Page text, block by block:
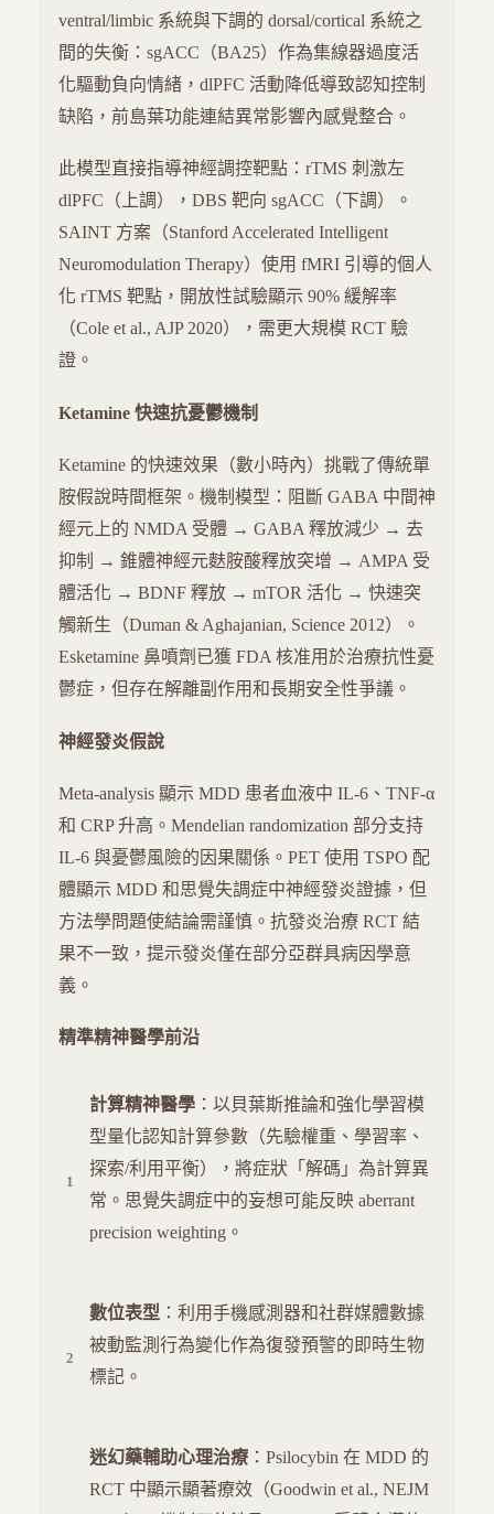
ventral/limbic 系統與下調的 dorsal/cortical 系統之
間的失衡：sgACC（BA25）作為集線器過度活
化驅動負向情緒，dlPFC 活動降低導致認知控制
缺陷，前島葉功能連結異常影響內感覺整合。
此模型直接指導神經調控靶點：rTMS 刺激左
dlPFC（上調），DBS 靶向 sgACC（下調）。
SAINT 方案（Stanford Accelerated Intelligent
Neuromodulation Therapy）使用 fMRI 引導的個人
化 rTMS 靶點，開放性試驗顯示 90% 緩解率
（Cole et al., AJP 2020），需更大規模 RCT 驗
證。
Ketamine 快速抗憂鬱機制
Ketamine 的快速效果（數小時內）挑戰了傳統單
胺假說時間框架。機制模型：阻斷 GABA 中間神
經元上的 NMDA 受體 → GABA 釋放減少 → 去
抑制 → 錐體神經元麩胺酸釋放突增 → AMPA 受
體活化 → BDNF 釋放 → mTOR 活化 → 快速突
觸新生（Duman & Aghajanian, Science 2012）。
Esketamine 鼻噴劑已獲 FDA 核准用於治療抗性憂
鬱症，但存在解離副作用和長期安全性爭議。
神經發炎假說
Meta-analysis 顯示 MDD 患者血液中 IL-6、TNF-α
和 CRP 升高。Mendelian randomization 部分支持
IL-6 與憂鬱風險的因果關係。PET 使用 TSPO 配
體顯示 MDD 和思覺失調症中神經發炎證據，但
方法學問題使結論需謹慎。抗發炎治療 RCT 結
果不一致，提示發炎僅在部分亞群具病因學意
義。
精準精神醫學前沿
計算精神醫學 ：以貝葉斯推論和強化學習模
型量化認知計算參數（先驗權重、學習率、
探索/利用平衡），將症狀「解碼」為計算異
常。思覺失調症中的妄想可能反映 aberrant
precision weighting。
數位表型 ：利用手機感測器和社群媒體數據
被動監測行為變化作為復發預警的即時生物
標記。
迷幻藥輔助心理治療 ：Psilocybin 在 MDD 的
RCT 中顯示顯著療效（Goodwin et al., NEJM